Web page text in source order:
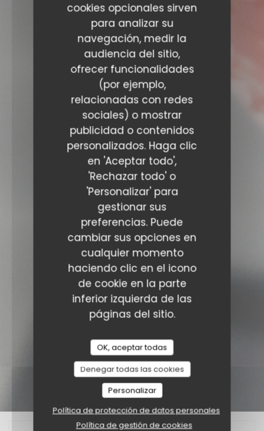
cookies opcionales sirven
para analizar su
navegación, medir la
audiencia del sitio,
ofrecer funcionalidades
(por ejemplo,
relacionadas con redes
sociales) o mostrar
publicidad o contenidos
personalizados. Haga clic
en 'Aceptar todo',
'Rechazar todo' o
'Personalizar' para
gestionar sus
preferencias. Puede
cambiar sus opciones en
cualquier momento
haciendo clic en el icono
de cookie en la parte
inferior izquierda de las
páginas del sitio.
OK, aceptar todas
Denegar todas las cookies
Personalizar
Política de protección de datos personales
Política de gestión de cookies